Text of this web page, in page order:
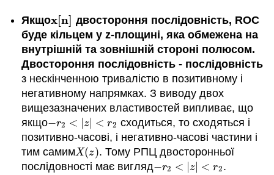
Якщоx[n]
x[ n] двостороння послідовність, ROC
буде кільцем у z-площині, яка обмежена на
внутрішній та зовнішній стороні полюсом.
Двостороння послідовність - послідовність
з нескінченною тривалістю в позитивному і
негативному напрямках. З виводу двох
вищезазначених властивостей випливає, що
якщо−r2 < |z| < r2
−r2<|z < 2
сходиться, то сходяться і
позитивно-часові, і негативно-часові частини і
тим самимX(z)
X(z) . Тому РПЦ двосторонньої
послідовності має вигляд−r2 < |z| < r2
−r2<|z < 2 .